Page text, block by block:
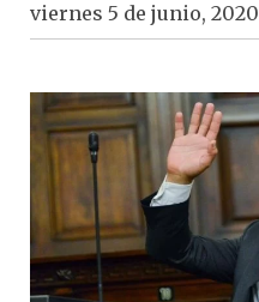
viernes 5 de junio, 2020